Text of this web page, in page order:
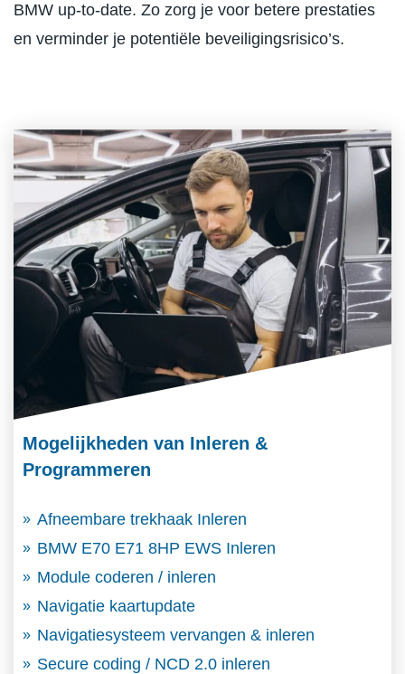
BMW up-to-date. Zo zorg je voor betere prestaties
en verminder je potentiële beveiligingsrisico’s.
Mogelijkheden van Inleren &
Programmeren
Afneembare trekhaak Inleren
BMW E70 E71 8HP EWS Inleren
Module coderen / inleren
Navigatie kaartupdate
Navigatiesysteem vervangen & inleren
Secure coding / NCD 2.0 inleren